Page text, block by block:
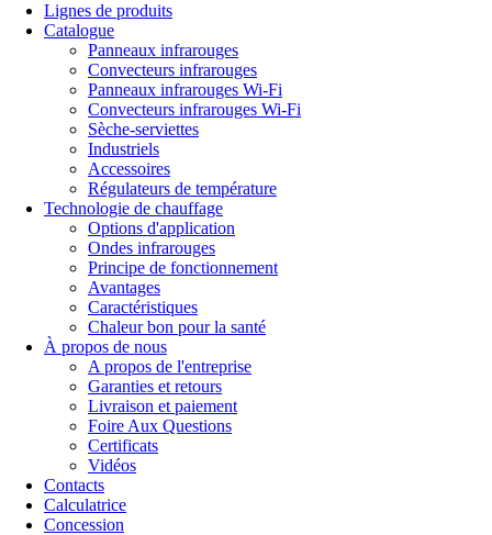
Lignes de produits
Catalogue
Panneaux infrarouges
Convecteurs infrarouges
Panneaux infrarouges Wi-Fi
Convecteurs infrarouges Wi-Fi
Sèche-serviettes
Industriels
Accessoires
Régulateurs de température
Technologie de chauffage
Options d'application
Ondes infrarouges
Principe de fonctionnement
Avantages
Caractéristiques
Chaleur bon pour la santé
À propos de nous
A propos de l'entreprise
Garanties et retours
Livraison et paiement
Foire Aux Questions
Certificats
Vidéos
Contacts
Calculatrice
Concession